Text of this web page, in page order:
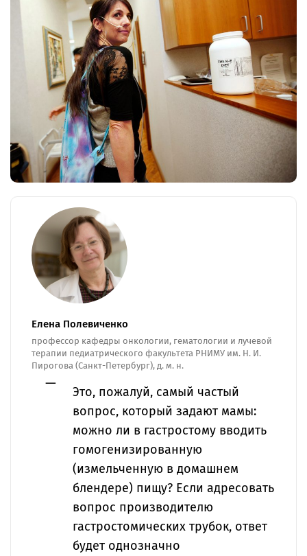
Елена Полевиченко
профессор кафедры онкологии, гематологии и лучевой
терапии педиатрического факультета РНИМУ им. Н. И.
Пирогова (Санкт-Петербург), д. м. н.
Это, пожалуй, самый частый
вопрос, который задают мамы:
можно ли в гастростому вводить
гомогенизированную
(измельченную в домашнем
блендере) пищу? Если адресовать
вопрос производителю
гастростомических трубок, ответ
будет однозначно